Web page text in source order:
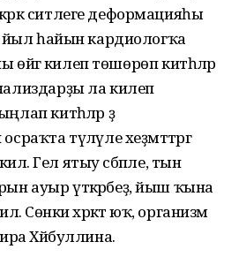
ситлеге деформацияһы
йыл һайын кардиологҡа
өйгә килеп төшөрөп китһәләр
ла килеп
китһәләр ҙә
түләүле хеҙмәттәргә
Гел ятыу сәбәпле, тын
ауыр үткәрәбеҙ, йыш ҡына
Сөнки хәрәкәт юҡ, организм
Хәйбуллина.